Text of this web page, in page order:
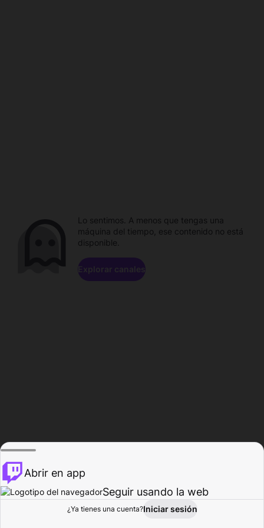
Explorar Actividad
Lo sentimos. A menos que tengas una
máquina del tiempo, ese contenido no está
disponible.
Explorar canales
Abrir en app
Seguir usando la web
¿Ya tienes una cuenta?Iniciar sesión